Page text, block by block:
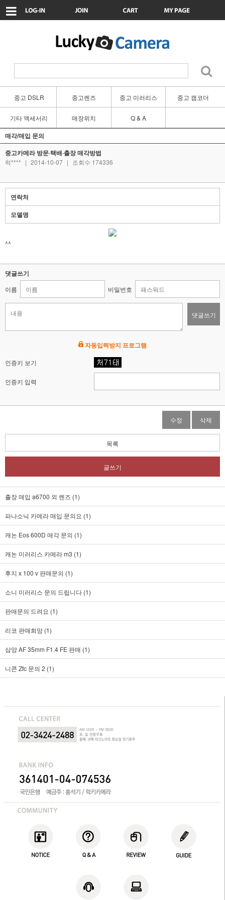
중고 DSLR 중고렌즈 중고 미러리스 중고 캠코더
기타 액세서리 매장위치 Q & A
매각/매입 문의
중고카메라 방문·택배·출장 매각방법
럭**** | 2014-10-07 | 조회수 174336
연락처
모델명
^^
댓글쓰기
이름 비밀번호
댓글쓰기
자동입력방지 프로그램
인증키 보기
인증키 입력
수정 삭제
목록
글쓰기
출장 매입 a6700 외 렌즈 (1)
파나소닉 카메라 매입 문의요 (1)
캐논 Eos 600D 매각 문의 (1)
캐논 미러리스 카메라 m3 (1)
후지 x 100 v 판매문의 (1)
소니 미러리스 문의 드립니다 (1)
판매문의 드려요 (1)
리코 판매희망 (1)
삼양 AF 35mm F1.4 FE 판매 (1)
니콘 Zfc 문의 2 (1)